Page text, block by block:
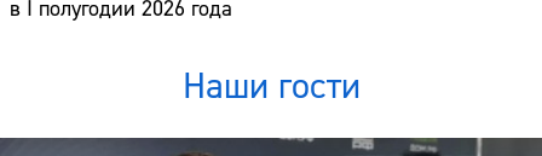
в I полугодии 2026 года
Наши гости